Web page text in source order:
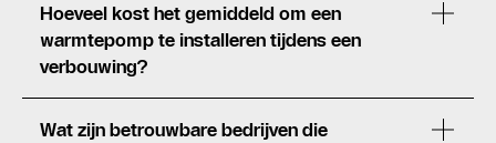
Hoeveel kost het gemiddeld om een
warmtepomp te installeren tijdens een
verbouwing?
Wat zijn betrouwbare bedrijven die